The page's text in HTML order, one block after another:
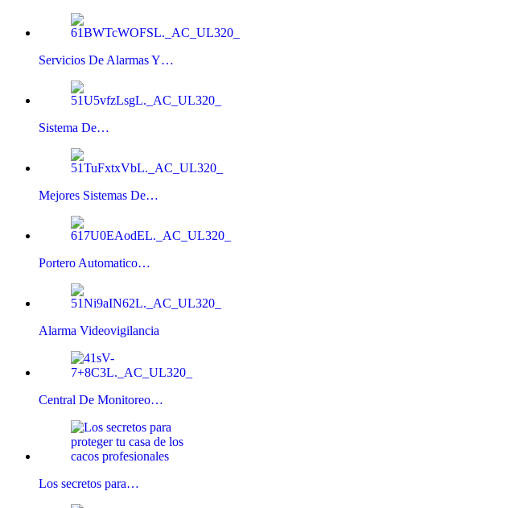
Servicios De Alarmas Y…
Sistema De…
Mejores Sistemas De…
Portero Automatico…
Alarma Videovigilancia
Central De Monitoreo…
Los secretos para…